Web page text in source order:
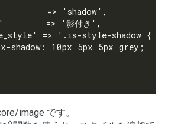
=> 'shadow',
=> '影付き',
=> '.is-style-shadow {
shadow: 10px 5px 5px grey;
image です。